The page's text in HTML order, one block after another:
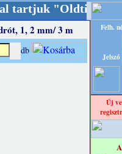
RETRO"
1, 2 mm/ 3 m
db
Felh.
Jelszó
Új